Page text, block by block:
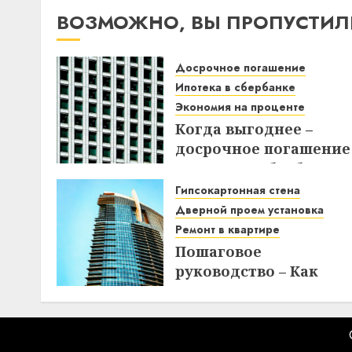
ВОЗМОЖНО, ВЫ
Досрочное погашение
Ипотека в сбербанке
Экономия на проценте
Когда выгоднее –
досрочное погашение
ипотеки в Сбербанке
до или после дня
списания? Узнайте все
нюансы!
18.12.2025
Гипсокартонная стена
Дверной проем установка
Ремонт в квартире
Пошаговое
руководство – Как